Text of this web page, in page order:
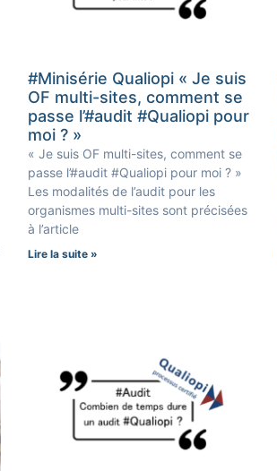
#Minisérie Qualiopi « Je suis
OF multi-sites, comment se
passe l’#audit #Qualiopi pour
moi ? »
« Je suis OF multi-sites, comment se
passe l’#audit #Qualiopi pour moi ? »
Les modalités de l’audit pour les
organismes multi-sites sont précisées
à l’article
Lire la suite »